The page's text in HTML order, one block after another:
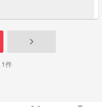
keyboard_arrow_right
1件